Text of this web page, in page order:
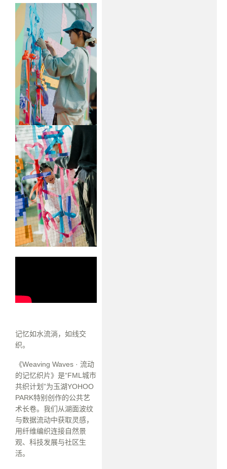
记忆如水流淌，如线交
织。
《Weaving Waves · 流动
的记忆织片》是“FML城市
共织计划”为玉湖YOHOO
PARK特别创作的公共艺
术长卷。我们从湖面波纹
与数据流动中获取灵感，
用纤维编织连接自然景
观、科技发展与社区生
活。